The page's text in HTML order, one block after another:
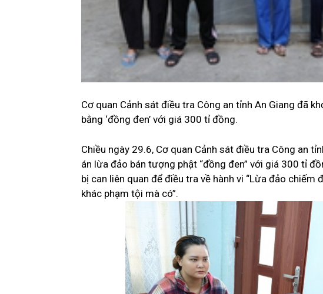
Cơ quan Cảnh sát điều tra Công an tỉnh An Giang đã
bằng ‘đồng đen’ với giá 300 tỉ đồng.
Chiều ngày 29.6, Cơ quan Cảnh sát điều tra Công an
án lừa đảo bán tượng phật “đồng đen” với giá 300 tỉ
bị can liên quan để điều tra về hành vi “Lừa đảo chiếm
khác phạm tội mà có”.